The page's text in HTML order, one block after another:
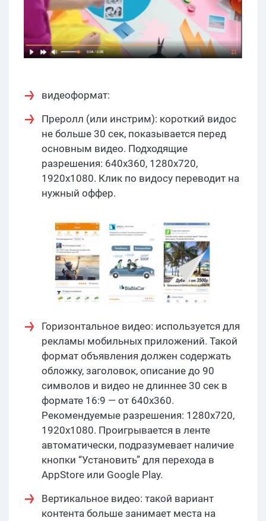
видеоформат:
Преролл (или инстрим): короткий видос
не больше 30 сек, показывается перед
основным видео. Подходящие
разрешения: 640x360, 1280x720,
1920x1080. Клик по видосу переводит на
нужный оффер.
​Горизонтальное видео: используется для
рекламы мобильных приложений. Такой
формат объявления должен содержать
обложку, заголовок, описание до 90
символов и видео не длиннее 30 сек в
формате 16:9 — от 640x360.
Рекомендуемые разрешения: 1280x720,
1920x1080. Проигрывается в ленте
автоматически, подразумевает наличие
кнопки “Установить” для перехода в
AppStore или Google Play.
Вертикальное видео: такой вариант
контента больше занимает места на